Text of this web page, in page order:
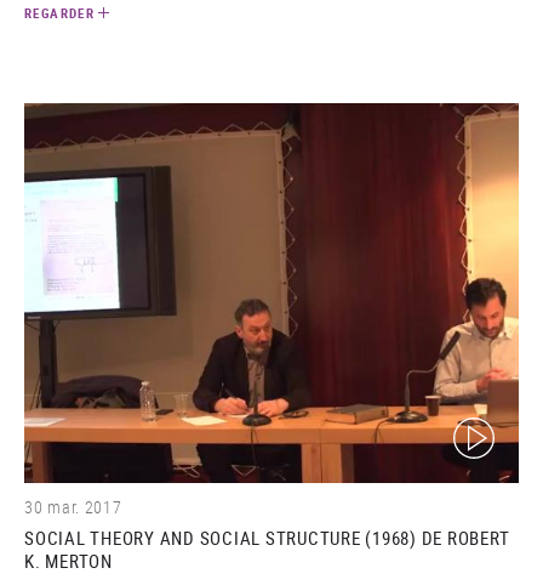
REGARDER
(video)
30 mar. 2017
SOCIAL THEORY AND SOCIAL STRUCTURE (1968) DE ROBERT
K. MERTON